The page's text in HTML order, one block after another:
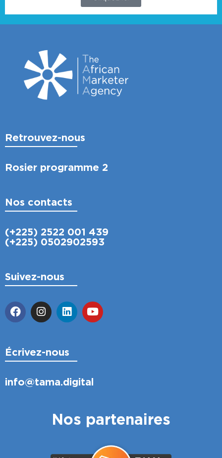
Retrouvez-nous
Rosier programme 2
Nos contacts
(+225) 2522 001 439
(+225) 0502902593
Suivez-nous
Écrivez-nous
info@tama.digital
Nos partenaires